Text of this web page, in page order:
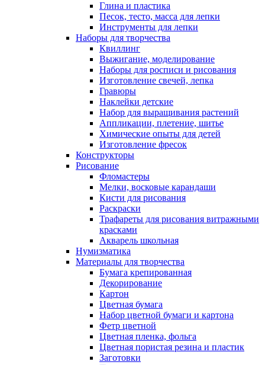
Глина и пластика
Песок, тесто, масса для лепки
Инструменты для лепки
Наборы для творчества
Квиллинг
Выжигание, моделирование
Наборы для росписи и рисования
Изготовление свечей, лепка
Гравюры
Наклейки детские
Набор для выращивания растений
Аппликации, плетение, шитье
Химические опыты для детей
Изготовление фресок
Конструкторы
Рисование
Фломастеры
Мелки, восковые карандаши
Кисти для рисования
Раскраски
Трафареты для рисования витражными
красками
Акварель школьная
Нумизматика
Материалы для творчества
Бумага крепированная
Декорирование
Картон
Цветная бумага
Набор цветной бумаги и картона
Фетр цветной
Цветная пленка, фольга
Цветная пористая резина и пластик
Заготовки